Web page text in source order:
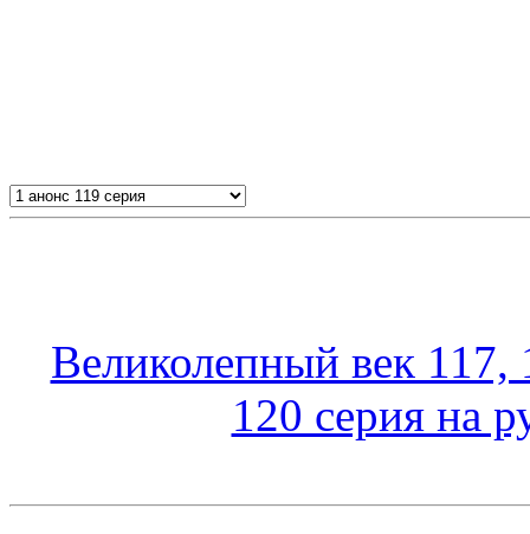
Великолепный век 117,
120 серия на